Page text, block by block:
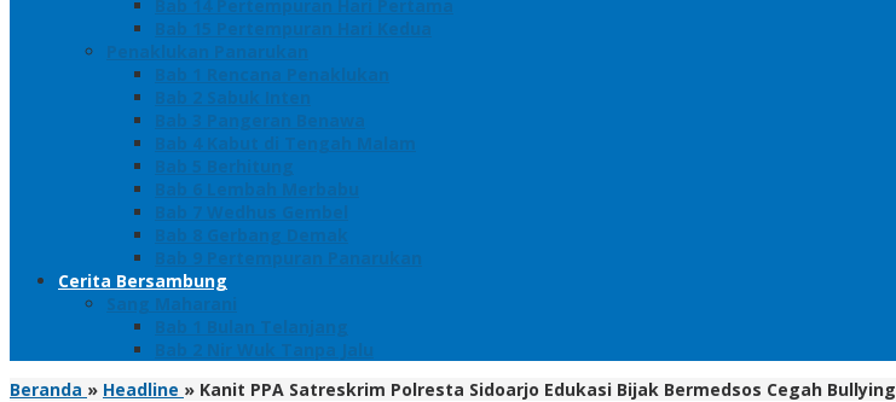
Bab 14 Pertempuran Hari Pertama
Bab 15 Pertempuran Hari Kedua
Penaklukan Panarukan
Bab 1 Rencana Penaklukan
Bab 2 Sabuk Inten
Bab 3 Pangeran Benawa
Bab 4 Kabut di Tengah Malam
Bab 5 Berhitung
Bab 6 Lembah Merbabu
Bab 7 Wedhus Gembel
Bab 8 Gerbang Demak
Bab 9 Pertempuran Panarukan
Cerita Bersambung
Sang Maharani
Bab 1 Bulan Telanjang
Bab 2 Nir Wuk Tanpa Jalu
Beranda » Headline » Kanit PPA Satreskrim Polresta Sidoarjo Edukasi Bijak Bermedsos Cegah Bullying